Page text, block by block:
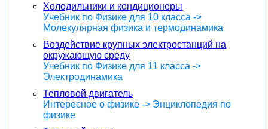
Холодильники и кондиционеры
Учебник по Физике для 10 класса ->
Молекулярная физика и термодинамика
Воздействие крупных электростанций на
окружающую среду
Учебник по Физике для 11 класса ->
Электродинамика
Тепловой двигатель
Интересное о физике -> Энциклопедия по
физике